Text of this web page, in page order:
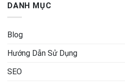
DANH MỤC
Blog
Hướng Dẫn Sử Dụng
SEO